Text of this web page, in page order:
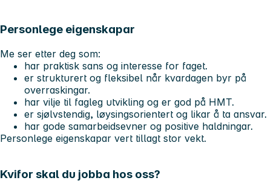
Personlege eigenskapar
Me ser etter deg som:
har praktisk sans og interesse for faget.
er strukturert og fleksibel når kvardagen byr på
overraskingar.
har vilje til fagleg utvikling og er god på HMT.
er sjølvstendig, løysingsorientert og likar å ta ansvar.
har gode samarbeidsevner og positive haldningar.
Personlege eigenskapar vert tillagt stor vekt.
Kvifor skal du jobba hos oss?